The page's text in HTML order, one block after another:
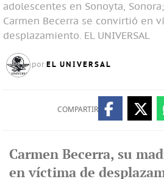
adolescentes en Sonoyta,
Carmen Becerra se convirtió en
desplazamiento. EL UNIVERSAL
por EL UNIVERSAL
COMPARTIR
Carmen Becerra, su
en víctima de